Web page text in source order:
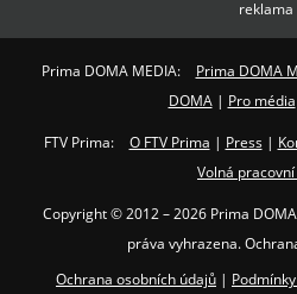
reklama
Prima DOMA MEDIA: Prima DOMA
DOMA| Pro média
FTV Prima: O FTV Prima | Press|
Volná
Copyright © 2012 – 2026 Prima
práva vyhrazena.
Ochrana osobních údajů |